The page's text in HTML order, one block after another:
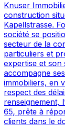
Knuser
construction
Kapellstrasse.
société se
secteur de la
particuliers et
expertise et son
accompagne
immobiliers, en
respect des
renseignement,
65, prête à
clients dans le